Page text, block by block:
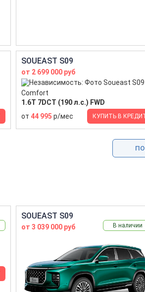
SOUEAST S09
от 2 699 000 руб
Comfort
1.6T 7DCT (190 л.с.) FWD
от 44 995 р/мес КУПИТЬ В
SOUEAST S09
от 3 039 000 руб В наличии